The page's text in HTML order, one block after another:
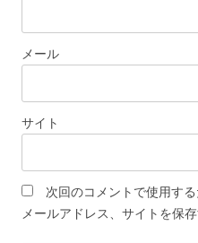
メール
サイト
次回のコメントで使用す
メールアドレス、サイトを保存